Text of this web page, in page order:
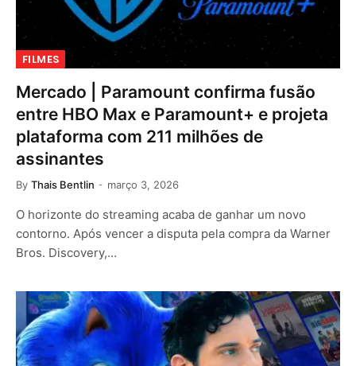
FILMES
Mercado | Paramount confirma fusão
entre HBO Max e Paramount+ e projeta
plataforma com 211 milhões de
assinantes
By Thais Bentlin março 3, 2026
O horizonte do streaming acaba de ganhar um novo
contorno. Após vencer a disputa pela compra da Warner
Bros. Discovery,…